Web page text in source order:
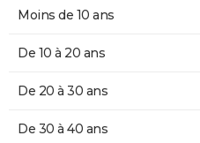
Moins de 10 ans
De 10 à 20 ans
De 20 à 30 ans
De 30 à 40 ans